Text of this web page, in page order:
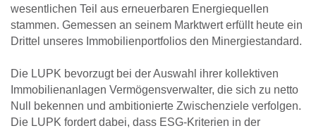
wesentlichen Teil aus erneuerbaren Energiequellen
stammen. Gemessen an seinem Marktwert erfüllt heute ein
Drittel unseres Immobilienportfolios den Minergiestandard.
Die LUPK bevorzugt bei der Auswahl ihrer kollektiven
Immobilienanlagen Vermögensverwalter, die sich zu netto
Null bekennen und ambitionierte Zwischenziele verfolgen.
Die LUPK fordert dabei, dass ESG-Kriterien in der